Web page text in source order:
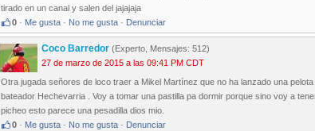
tirado en un canal y salen del jajajaja
0 · Me gusta · No me gusta · Denunciar
Coco Barredor (Experto, Mensajes: 512)
27 de marzo de 2015 a las 09:41 PM CDT
Otra jugada señores de loco traer a Mikel Martínez que no ha lanzado una
bateador Hechevarria . Voy a tomar una pastilla pa dormir porque sino voy a
picheo esto parece una pesadilla dios mio.
0 · Me gusta · No me gusta · Denunciar